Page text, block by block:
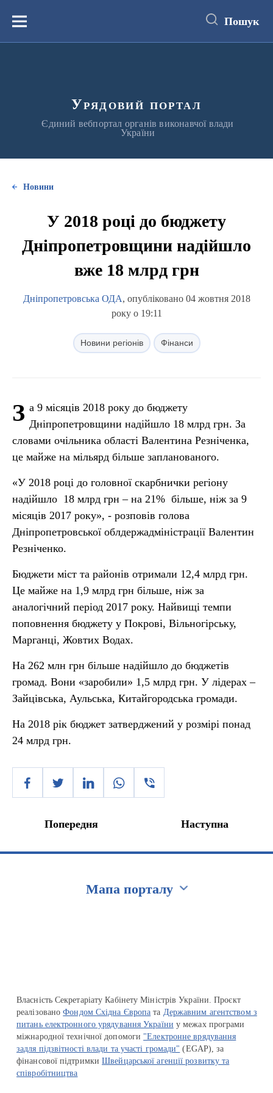
вмістуМеню Пошук
Урядовий портал
Єдиний вебпортал органів виконавчої влади
України
Новини
У 2018 році до бюджету
Дніпропетровщини надійшло
вже 18 млрд грн
Дніпропетровська ОДА, опубліковано 04 жовтня 2018
року о 19:11
Новини регіонів Фінанси
З а 9 місяців 2018 року до бюджету
Дніпропетровщини надійшло 18 млрд грн. За
словами очільника області Валентина Резніченка,
це майже на мільярд більше запланованого.
«У 2018 році до головної скарбнички регіону
надійшло 18 млрд грн – на 21% більше, ніж за 9
місяців 2017 року», - розповів голова
Дніпропетровської облдержадміністрації Валентин
Резніченко.
Бюджети міст та районів отримали 12,4 млрд грн.
Це майже на 1,9 млрд грн більше, ніж за
аналогічний період 2017 року. Найвищі темпи
поповнення бюджету у Покрові, Вільногірську,
Марганці, Жовтих Водах.
На 262 млн грн більше надійшло до бюджетів
громад. Вони «заробили» 1,5 млрд грн. У лідерах –
Зайцівська, Аульська, Китайгородська громади.
На 2018 рік бюджет затверджений у розмірі понад
24 млрд грн.
Попередня Наступна
Мапа порталу
Власність Секретаріату Кабінету Міністрів України. Проєкт
реалізованоФондом Східна Європа та Державним агентством з
питань електронного урядування України у межах програми
міжнародної технічної допомоги "Електронне врядування
задля підзвітності влади та участі громади" (EGAP), за
фінансової підтримкиШвейцарської агенції розвитку та
співробітництва